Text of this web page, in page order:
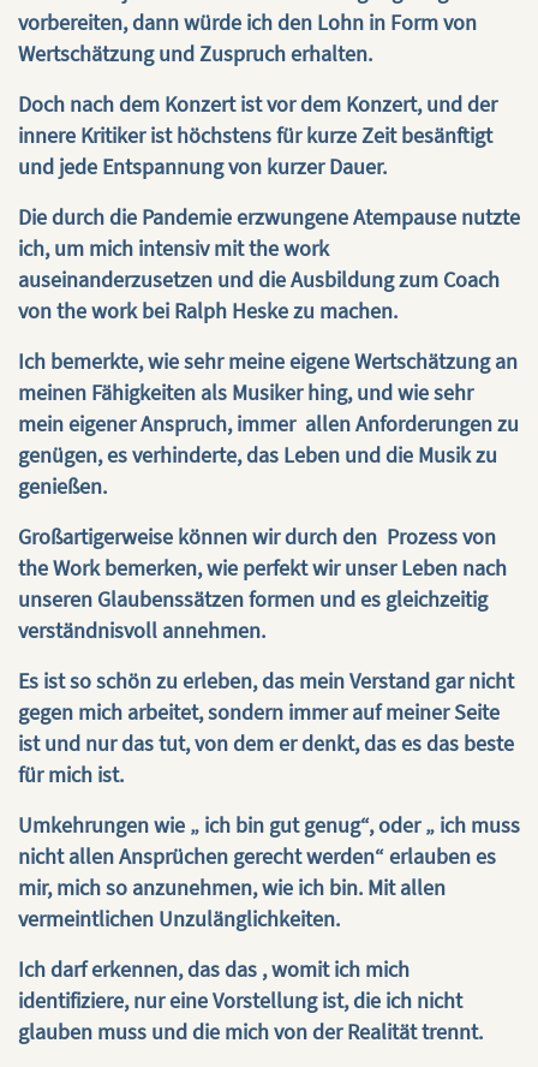
vorbereiten, dann würde ich den Lohn in Form von
Wertschätzung und Zuspruch erhalten.
Doch nach dem Konzert ist vor dem Konzert, und der
innere Kritiker ist höchstens für kurze Zeit besänftigt
und jede Entspannung von kurzer Dauer.
Die durch die Pandemie erzwungene Atempause nutzte
ich, um mich intensiv mit the work
auseinanderzusetzen und die Ausbildung zum Coach
von the work bei Ralph Heske zu machen.
Ich bemerkte, wie sehr meine eigene Wertschätzung an
meinen Fähigkeiten als Musiker hing, und wie sehr
mein eigener Anspruch, immer allen Anforderungen zu
genügen, es verhinderte, das Leben und die Musik zu
genießen.
Großartigerweise können wir durch den Prozess von
the Work bemerken, wie perfekt wir unser Leben nach
unseren Glaubenssätzen formen und es gleichzeitig
verständnisvoll annehmen.
Es ist so schön zu erleben, das mein Verstand gar nicht
gegen mich arbeitet, sondern immer auf meiner Seite
ist und nur das tut, von dem er denkt, das es das beste
für mich ist.
Umkehrungen wie „ ich bin gut genug“, oder „ ich muss
nicht allen Ansprüchen gerecht werden“ erlauben es
mir, mich so anzunehmen, wie ich bin. Mit allen
vermeintlichen Unzulänglichkeiten.
Ich darf erkennen, das das , womit ich mich
identifiziere, nur eine Vorstellung ist, die ich nicht
glauben muss und die mich von der Realität trennt.